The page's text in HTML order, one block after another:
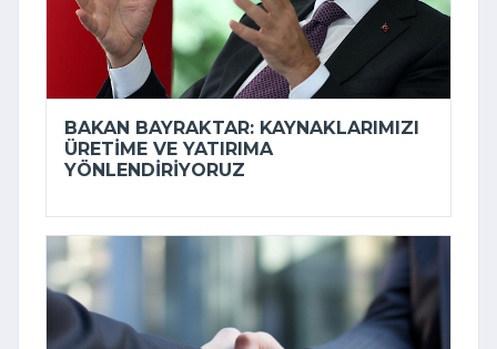
BAKAN BAYRAKTAR: KAYNAKLARIMIZI
ÜRETIME VE YATIRIMA
YÖNLENDIRIYORUZ